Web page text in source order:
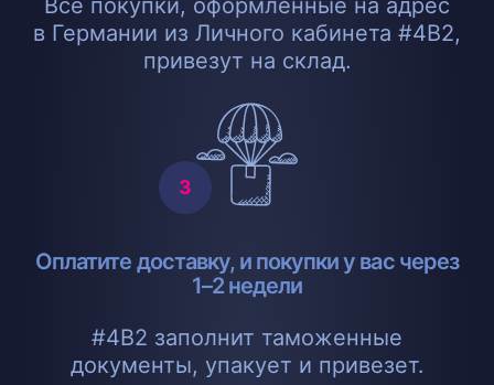
Все покупки, оформленные на адрес
в Германии из Личного кабинета #4B2,
привезут на склад.
Оплатите доставку, и покупки у вас через
1–2 недели
#4B2 заполнит таможенные
документы, упакует и привезет.